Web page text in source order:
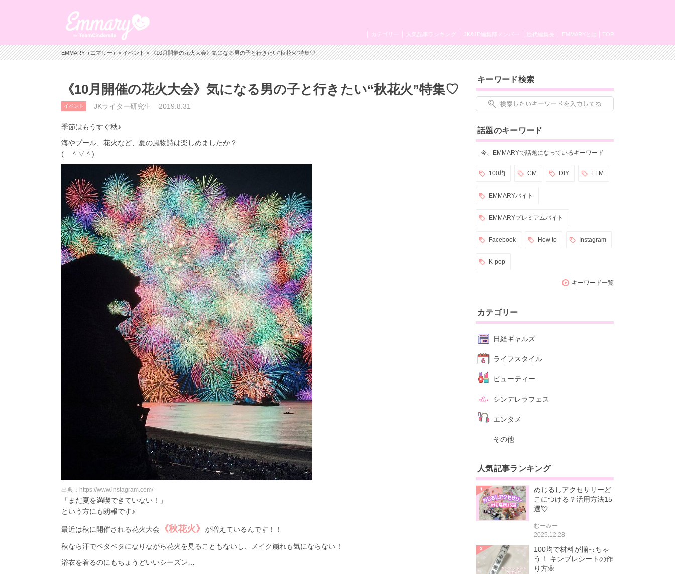
TOP
EMMARYとは
歴代編集長
JK&JD編集部メンバー
人気記事ランキング
カテゴリー
EMMARY（エマリー）>イベント> 《10月開催の花火大会》気になる男の子と行きたい“秋花火”特集♡
《10月開催の花火大会》気になる男の子と行きたい“秋花火”特集♡
イベント JKライター研究生 2019.8.31
季節はもうすぐ秋♪
海やプール、花火など、夏の風物詩は楽しめましたか？
( ＾▽＾)
出典：https://www.instagram.com/
「まだ夏を満喫できていない！」
という方にも朗報です♪
最近は秋に開催される花火大会 《秋花火》 が増えているんです！！
秋なら汗でベタベタになりながら花火を見ることもないし、メイク崩れも気にならない！
浴衣を着るのにもちょうどいいシーズン…
キーワード検索
話題のキーワード
今、EMMARYで話題になっているキーワード
100均 CM DIY EFM
EMMARYバイト
EMMARYプレミアムバイト
Facebook How to Instagram
K-pop
キーワード一覧
カテゴリー
日経ギャルズ
ライフスタイル
ビューティー
シンデレラフェス
エンタメ
その他
人気記事ランキング
めじるしアクセサリーど
こにつける？活用方法15
選💘
むーみー
2025.12.28
100均で材料が揃っちゃ
う！ キンブレシートの作
り方🌼